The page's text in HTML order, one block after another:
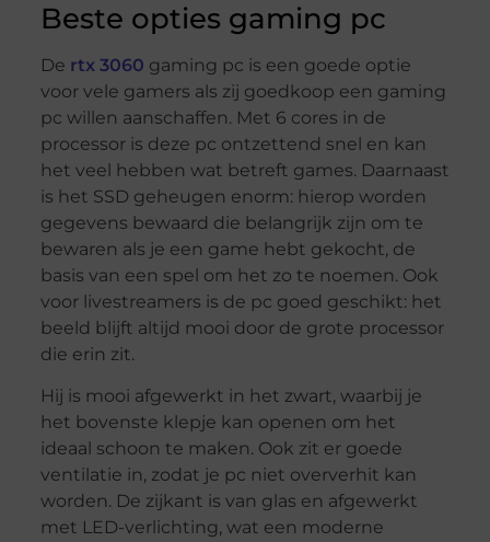
Beste opties gaming pc
De rtx 3060 gaming pc is een goede optie
voor vele gamers als zij goedkoop een gaming
pc willen aanschaffen. Met 6 cores in de
processor is deze pc ontzettend snel en kan
het veel hebben wat betreft games. Daarnaast
is het SSD geheugen enorm: hierop worden
gegevens bewaard die belangrijk zijn om te
bewaren als je een game hebt gekocht, de
basis van een spel om het zo te noemen. Ook
voor livestreamers is de pc goed geschikt: het
beeld blijft altijd mooi door de grote processor
die erin zit.
Hij is mooi afgewerkt in het zwart, waarbij je
het bovenste klepje kan openen om het
ideaal schoon te maken. Ook zit er goede
ventilatie in, zodat je pc niet oververhit kan
worden. De zijkant is van glas en afgewerkt
met LED-verlichting, wat een moderne